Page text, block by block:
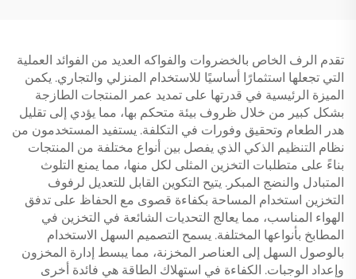
تقدم الرف الخاص بالخضروات والفواكه العديد من الفوائد العملية
التي تجعلها استثمارًا أساسيًا للاستخدام المنزلي والتجاري. يكمن
الميزة الرئيسية في قدرتها على تمديد عمر المنتجات الطازجة
بشكل كبير من خلال ظروف بيئة متحكم بها، مما يؤدي إلى تقليل
هدر الطعام وتحقيق وفورات في التكلفة. يستفيد المستخدمون من
نظام التنظيم الذكي الذي يفصل بين أنواع مختلفة من المنتجات
بناءً على متطلبات التخزين المثلى لكل منها، مما يمنع التلوث
المتبادل والنضج المبكر. يتيح التكوين القابل للتعديل لرفوف
التخزين استخدام المساحة بكفاءة قصوى مع الحفاظ على تدفق
الهواء المناسب، مما يعالج التحديات الشائعة في التخزين في
المطابخ بأنواعها المختلفة. يسمح التصميم السهل الاستخدام
بالوصول السهل إلى العناصر المخزنة، مما يبسط إدارة المخزون
وإعداد الوجبات. الكفاءة في استهلاك الطاقة هي فائدة أخرى